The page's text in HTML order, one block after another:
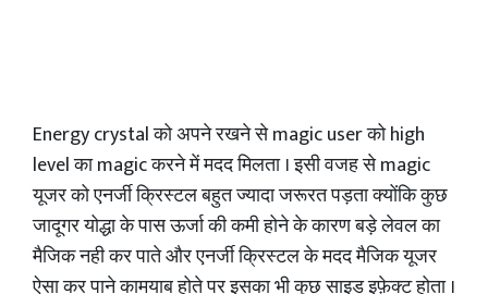
Energy crystal को अपने रखने से magic user को high
level का magic करने में मदद मिलता । इसी वजह से magic
यूजर को एनर्जी क्रिस्टल बहुत ज्यादा जरूरत पड़ता क्योंकि कुछ
जादूगर योद्धा के पास ऊर्जा की कमी होने के कारण बड़े लेवल का
मैजिक नही कर पाते और एनर्जी क्रिस्टल के मदद मैजिक यूजर
ऐसा कर पाने कामयाब होते पर इसका भी कुछ साइड इफ़ेक्ट होता ।